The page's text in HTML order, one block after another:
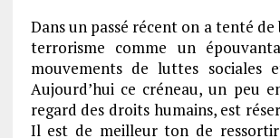
Dans un passé récent on a tenté
terrorisme comme un
mouvements de luttes sociales
Aujourd’hui ce créneau, un peu
regard des droits humains, est
Il est de meilleur ton de ressortir